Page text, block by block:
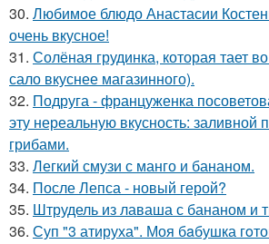
30. Любимое блюдо Анастасии
очень вкусное!
31. Солёная грудинка, которая тает
сало вкуснее магазинного).
32. Подруга - француженка
эту нереальную вкусность: заливной
грибами.
33. Легкий смузи с манго и бананом.
34. После Лепса - новый герой?
35. Штрудель из лаваша с бананом и
36. Суп "3 атируха". Моя бaбушка